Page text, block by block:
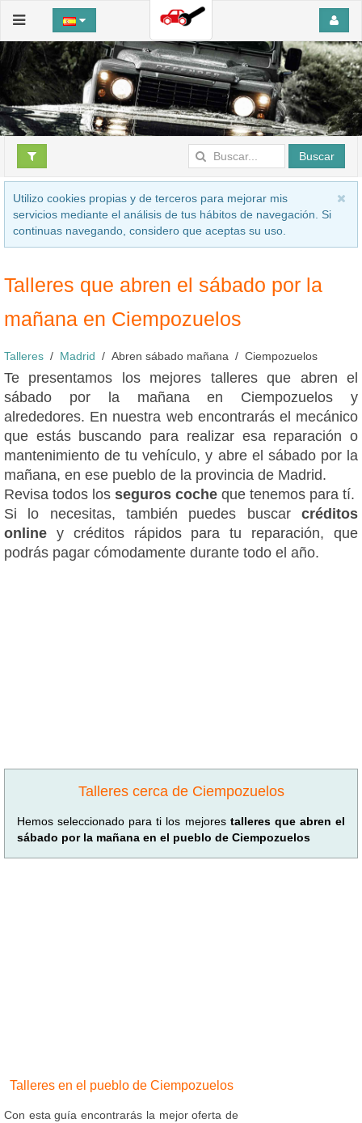
Buscar
Utilizo cookies propias y de terceros para mejorar mis
servicios mediante el análisis de tus hábitos de navegación. Si
continuas navegando, considero que aceptas su uso.
Talleres que abren el sábado por la
mañana en Ciempozuelos
Talleres Madrid Abren sábado mañana Ciempozuelos
Te presentamos los mejores talleres que abren el
sábado por la mañana en Ciempozuelos y
alrededores. En nuestra web encontrarás el mecánico
que estás buscando para realizar esa reparación o
mantenimiento de tu vehículo, y abre el sábado por la
mañana, en ese pueblo de la provincia de Madrid.
Revisa todos los seguros coche que tenemos para tí.
Si lo necesitas, también puedes buscar créditos
online y créditos rápidos para tu reparación, que
podrás pagar cómodamente durante todo el año.
Talleres cerca de Ciempozuelos
Hemos seleccionado para ti los mejores talleres que abren el
sábado por la mañana en el pueblo de Ciempozuelos
Talleres en el pueblo de Ciempozuelos
Con esta guía encontrarás la mejor oferta de